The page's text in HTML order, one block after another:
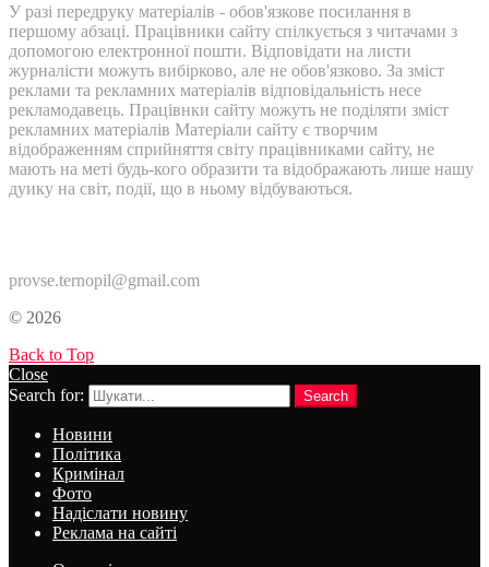
У разі передруку матеріалів - обов'язкове посилання в
першому абзаці. Працівники сайту спілкується з читачами з
допомогою електронної пошти. Відповідати на листи
журналісти можуть вибірково, але не обов'язково. За зміст
реклами та рекламних матеріалів відповідальність несе
рекламодавець. Працівнки сайту можуть не поділяти зміст
рекламних матеріалів Матеріали сайту є творчим
відображенням сприйняття світу працівниками сайту, не
мають на меті будь-кого образити та відображають лише нашу
дуику на світ, події, що в ньому відбуваються.
provse.ternopil@gmail.com
© 2026
Back to Top
Close
Search for:
Search
Новини
Політика
Кримінал
Фото
Надіслати новину
Реклама на сайті